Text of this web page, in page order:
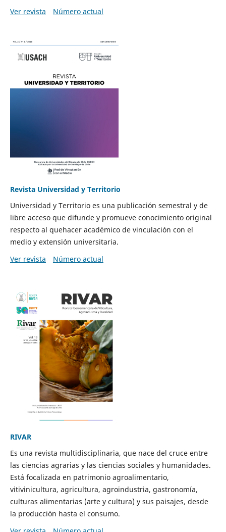
Ver revista
Número actual
Revista Universidad y Territorio
Universidad y Territorio es una publicación semestral y de
libre acceso que difunde y promueve conocimiento original
respecto al quehacer académico de vinculación con el
medio y extensión universitaria.
Ver revista
Número actual
RIVAR
Es una revista multidisciplinaria, que nace del cruce entre
las ciencias agrarias y las ciencias sociales y humanidades.
Está focalizada en patrimonio agroalimentario,
vitivinicultura, agricultura, agroindustria, gastronomía,
culturas alimentarias (arte y cultura) y sus paisajes, desde
la producción hasta el consumo.